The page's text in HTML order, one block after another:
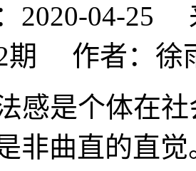
2020-04-25
期 作者：徐
感是个体在社
非曲直的直